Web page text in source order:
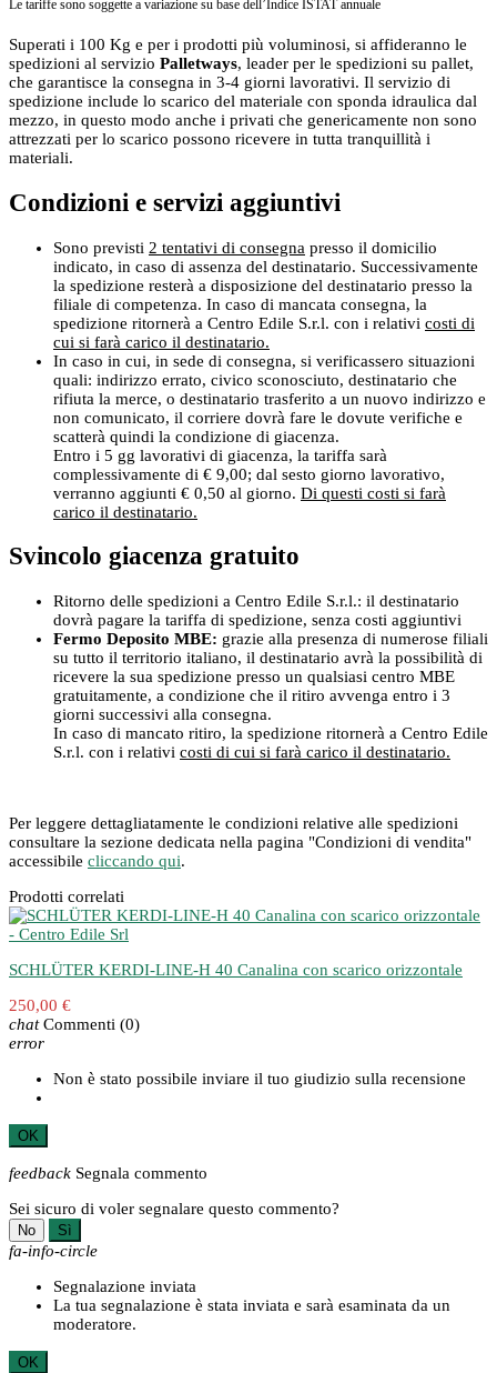
Le tariffe sono soggette a variazione su base dell’Indice ISTAT annuale
Superati i 100 Kg e per i prodotti più voluminosi, si affideranno le
spedizioni al servizio Palletways, leader per le spedizioni su pallet,
che garantisce la consegna in 3-4 giorni lavorativi. Il servizio di
spedizione include lo scarico del materiale con sponda idraulica dal
mezzo, in questo modo anche i privati che genericamente non sono
attrezzati per lo scarico possono ricevere in tutta tranquillità i
materiali.
Condizioni e servizi aggiuntivi
Sono previsti 2 tentativi di consegna presso il domicilio
indicato, in caso di assenza del destinatario. Successivamente
la spedizione resterà a disposizione del destinatario presso la
filiale di competenza. In caso di mancata consegna, la
spedizione ritornerà a Centro Edile S.r.l. con i relativi costi di
cui si farà carico il destinatario.
In caso in cui, in sede di consegna, si verificassero situazioni
quali: indirizzo errato, civico sconosciuto, destinatario che
rifiuta la merce, o destinatario trasferito a un nuovo indirizzo e
non comunicato, il corriere dovrà fare le dovute verifiche e
scatterà quindi la condizione di giacenza.
Entro i 5 gg lavorativi di giacenza, la tariffa sarà
complessivamente di € 9,00; dal sesto giorno lavorativo,
verranno aggiunti € 0,50 al giorno. Di questi costi si farà
carico il destinatario.
Svincolo giacenza gratuito
Ritorno delle spedizioni a Centro Edile S.r.l.: il destinatario
dovrà pagare la tariffa di spedizione, senza costi aggiuntivi
Fermo Deposito MBE: grazie alla presenza di numerose filiali
su tutto il territorio italiano, il destinatario avrà la possibilità di
ricevere la sua spedizione presso un qualsiasi centro MBE
gratuitamente, a condizione che il ritiro avvenga entro i 3
giorni successivi alla consegna.
In caso di mancato ritiro, la spedizione ritornerà a Centro Edile
S.r.l. con i relativi costi di cui si farà carico il destinatario.
Per leggere dettagliatamente le condizioni relative alle spedizioni
consultare la sezione dedicata nella pagina "Condizioni di vendita"
accessibile cliccando qui.
Prodotti correlati
SCHLÜTER KERDI-LINE-H 40 Canalina con scarico orizzontale
250,00 €
chat Commenti (0)
error
Non è stato possibile inviare il tuo giudizio sulla recensione
OK
feedback Segnala commento
Sei sicuro di voler segnalare questo commento?
No Sì
fa-info-circle
Segnalazione inviata
La tua segnalazione è stata inviata e sarà esaminata da un
moderatore.
OK